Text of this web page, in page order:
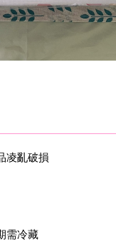
凌亂破損
需冷藏